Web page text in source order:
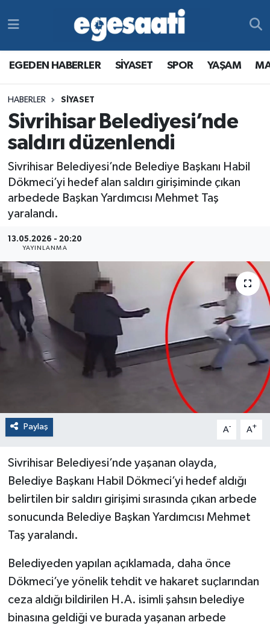
EGEDEN HABERLER SİYASET SPOR YAŞAM
HABERLER SİYASET
Sivrihisar Belediyesi’nde
saldırı düzenlendi
Sivrihisar Belediyesi’nde Belediye Başkanı Habil
Dökmeci’yi hedef alan saldırı girişiminde çıkan
arbedede Başkan Yardımcısı Mehmet Taş
yaralandı.
13.05.2026 - 20:20
YAYINLANMA
Paylaş A- A+
Sivrihisar Belediyesi’nde yaşanan olayda,
Belediye Başkanı Habil Dökmeci’yi hedef aldığı
belirtilen bir saldırı girişimi sırasında çıkan arbede
sonucunda Belediye Başkan Yardımcısı Mehmet
Taş yaralandı.
Belediyeden yapılan açıklamada, daha önce
Dökmeci’ye yönelik tehdit ve hakaret suçlarından
ceza aldığı bildirilen H.A. isimli şahsın belediye
binasına geldiği ve burada yaşanan arbede
MAGAZİN
RESMİ REKLAMLAR
YAŞAM
MAGAZİN
RESMİ REKLAMLAR
Tüm Manşetler
Son Dakika Haberleri
Haber Arşivi